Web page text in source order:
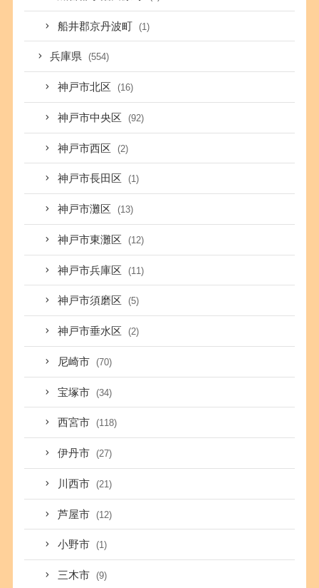
船井郡京丹波町 (1)
兵庫県 (554)
神戸市北区 (16)
神戸市中央区 (92)
神戸市西区 (2)
神戸市長田区 (1)
神戸市灘区 (13)
神戸市東灘区 (12)
神戸市兵庫区 (11)
神戸市須磨区 (5)
神戸市垂水区 (2)
尼崎市 (70)
宝塚市 (34)
西宮市 (118)
伊丹市 (27)
川西市 (21)
芦屋市 (12)
小野市 (1)
三木市 (9)